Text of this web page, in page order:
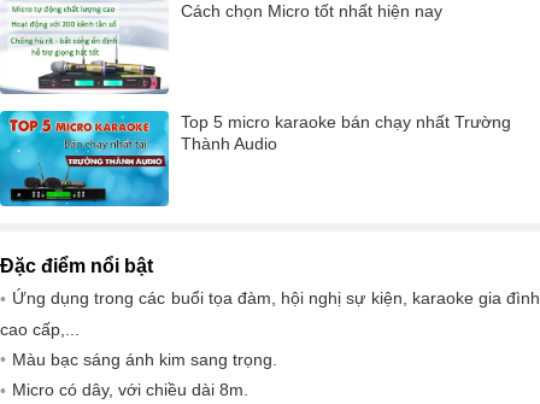
Cách chọn Micro tốt nhất hiện nay
Top 5 micro karaoke bán chạy nhất Trường
Thành Audio
Đặc điểm nổi bật
Ứng dụng trong các buổi tọa đàm, hội nghị sự kiện, karaoke gia đình
cao cấp,...
Màu bạc sáng ánh kim sang trọng.
Micro có dây, với chiều dài 8m.